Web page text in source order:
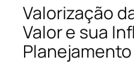
Valorização
Valor e sua